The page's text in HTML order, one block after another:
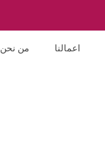
من نحن اعمالنا